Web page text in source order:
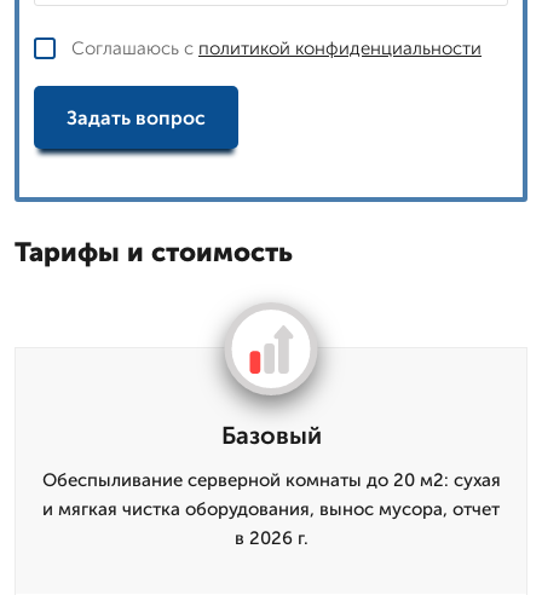
Соглашаюсь с политикой конфиденциальности
Задать вопрос
Тарифы и стоимость
Базовый
Обеспыливание серверной комнаты до 20 м2: сухая
и мягкая чистка оборудования, вынос мусора, отчет
в 2026 г.